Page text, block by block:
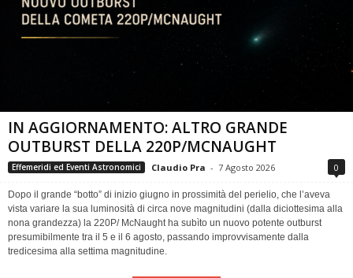
IN AGGIORNAMENTO: ALTRO GRANDE
OUTBURST DELLA 220P/MCNAUGHT
Effemeridi ed Eventi Astronomici Claudio Pra - 7 Agosto 2026 0
Dopo il grande “botto” di inizio giugno in prossimità del perielio, che l’aveva
vista variare la sua luminosità di circa nove magnitudini (dalla diciottesima alla
nona grandezza) la 220P/ McNaught ha subìto un nuovo potente outburst
presumibilmente tra il 5 e il 6 agosto, passando improvvisamente dalla
tredicesima alla settima magnitudine.